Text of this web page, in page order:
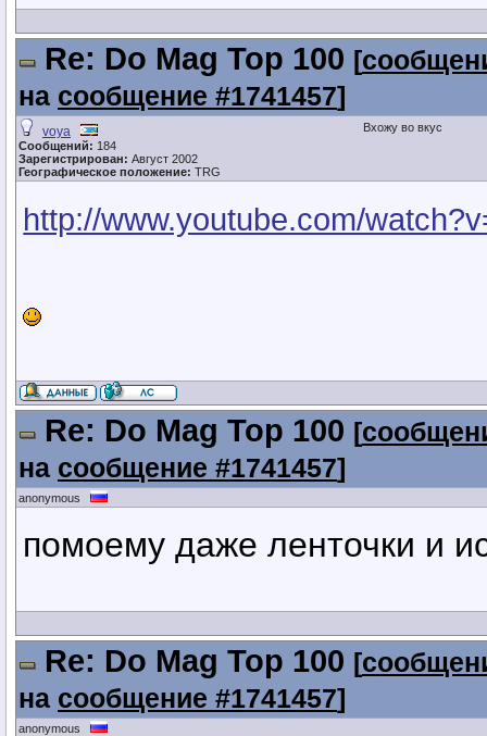
Re: Dо Mag Top 100 [
на сообщение #1741457]
voya
Сообщений: 184
Зарегистрирован: Август 2002
Географическое положение: TRG
Вхожу во вкус
http://www.youtube.com/
Re: Dо Mag Top 100 [
на сообщение #1741457]
anonymous
помоему даже ленточки и
Re: Dо Mag Top 100 [
на сообщение #1741457]
anonymous